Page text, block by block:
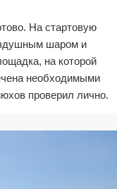
На стартовую
шаром и
на которой
необходимыми
проверил лично.